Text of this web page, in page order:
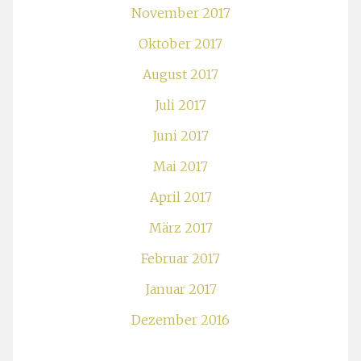
November 2017
Oktober 2017
August 2017
Juli 2017
Juni 2017
Mai 2017
April 2017
März 2017
Februar 2017
Januar 2017
Dezember 2016